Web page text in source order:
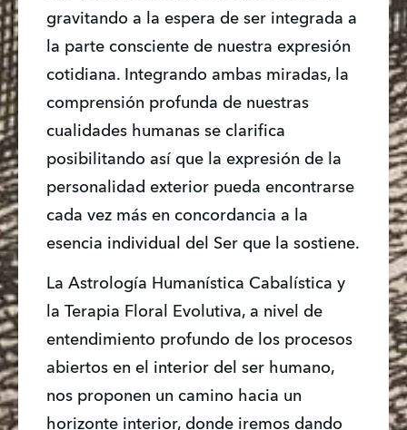
gravitando a la espera de ser integrada a
la parte consciente de nuestra expresión
cotidiana. Integrando ambas miradas, la
comprensión profunda de nuestras
cualidades humanas se clarifica
posibilitando así que la expresión de la
personalidad exterior pueda encontrarse
cada vez más en concordancia a la
esencia individual del Ser que la sostiene.
La Astrología Humanística Cabalística y
la Terapia Floral Evolutiva, a nivel de
entendimiento profundo de los procesos
abiertos en el interior del ser humano,
nos proponen un camino hacia un
horizonte interior, donde iremos dando